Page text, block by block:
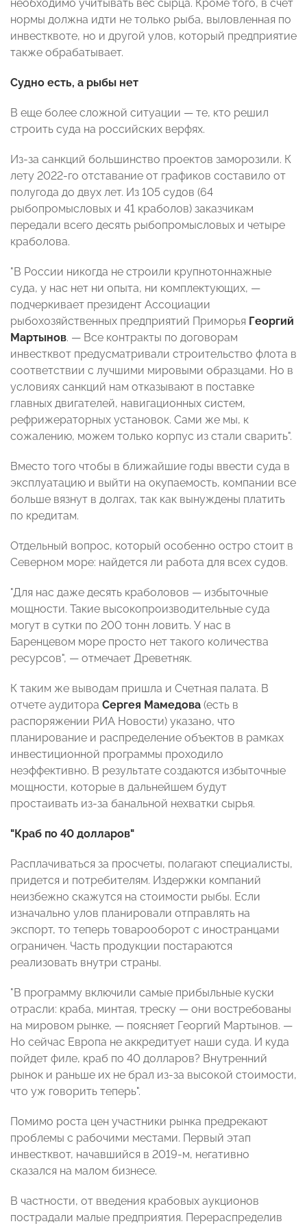
необходимо учитывать вес сырца. Кроме того, в счет
нормы должна идти не только рыба, выловленная по
инвестквоте, но и другой улов, который предприятие
также обрабатывает.
Судно есть, а рыбы нет
В еще более сложной ситуации — те, кто решил
строить суда на российских верфях.
Из-за санкций большинство проектов заморозили. К
лету 2022-го отставание от графиков составило от
полугода до двух лет. Из 105 судов (64
рыбопромысловых и 41 краболов) заказчикам
передали всего десять рыбопромысловых и четыре
краболова.
"В России никогда не строили крупнотоннажные
суда, у нас нет ни опыта, ни комплектующих, —
подчеркивает президент Ассоциации
рыбохозяйственных предприятий Приморья Георгий
Мартынов. — Все контракты по договорам
инвестквот предусматривали строительство флота в
соответствии с лучшими мировыми образцами. Но в
условиях санкций нам отказывают в поставке
главных двигателей, навигационных систем,
рефрижераторных установок. Сами же мы, к
сожалению, можем только корпус из стали сварить".
Вместо того чтобы в ближайшие годы ввести суда в
эксплуатацию и выйти на окупаемость, компании все
больше вязнут в долгах, так как вынуждены платить
по кредитам.
Отдельный вопрос, который особенно остро стоит в
Северном море: найдется ли работа для всех судов.
"Для нас даже десять краболовов — избыточные
мощности. Такие высокопроизводительные суда
могут в сутки по 200 тонн ловить. У нас в
Баренцевом море просто нет такого количества
ресурсов", — отмечает Древетняк.
К таким же выводам пришла и Счетная палата. В
отчете аудитора Сергея Мамедова (есть в
распоряжении РИА Новости) указано, что
планирование и распределение объектов в рамках
инвестиционной программы проходило
неэффективно. В результате создаются избыточные
мощности, которые в дальнейшем будут
простаивать из-за банальной нехватки сырья.
"Краб по 40 долларов"
Расплачиваться за просчеты, полагают специалисты,
придется и потребителям. Издержки компаний
неизбежно скажутся на стоимости рыбы. Если
изначально улов планировали отправлять на
экспорт, то теперь товарооборот с иностранцами
ограничен. Часть продукции постараются
реализовать внутри страны.
"В программу включили самые прибыльные куски
отрасли: краба, минтая, треску — они востребованы
на мировом рынке, — поясняет Георгий Мартынов. —
Но сейчас Европа не аккредитует наши суда. И куда
пойдет филе, краб по 40 долларов? Внутренний
рынок и раньше их не брал из-за высокой стоимости,
что уж говорить теперь".
Помимо роста цен участники рынка предрекают
проблемы с рабочими местами. Первый этап
инвестквот, начавшийся в 2019-м, негативно
сказался на малом бизнесе.
В частности, от введения крабовых аукционов
пострадали малые предприятия. Перераспределив